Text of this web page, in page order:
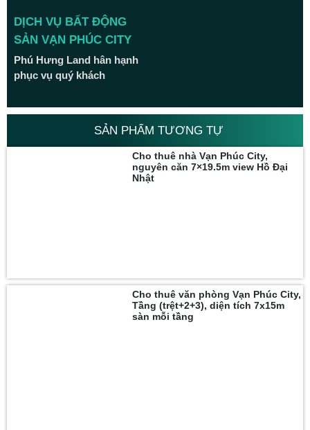
DỊCH VỤ BẤT ĐỘNG
SẢN VẠN PHÚC CITY
Phú Hưng Land hân hạnh
phục vụ quý khách
SẢN PHẨM TƯƠNG TỰ
Cho thuê nhà Vạn Phúc City,
nguyên căn 7×19.5m view Hồ Đại
Nhật
Cho thuê văn phòng Vạn Phúc City,
Tầng (trệt+2+3), diện tích 7x15m
sàn mỗi tầng